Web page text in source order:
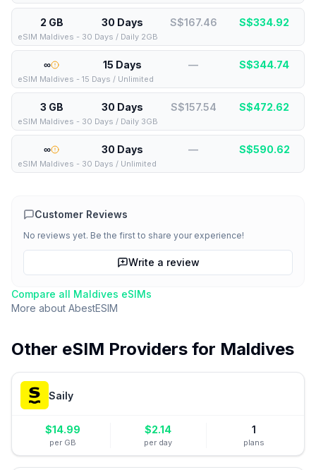
2 GB 30 Days S$167.46 S$334.92
eSIM Maldives - 30 Days / Daily 2GB
∞ 15 Days — S$344.74
eSIM Maldives - 15 Days / Unlimited
3 GB 30 Days S$157.54 S$472.62
eSIM Maldives - 30 Days / Daily 3GB
∞ 30 Days — S$590.62
eSIM Maldives - 30 Days / Unlimited
Customer Reviews
No reviews yet. Be the first to share your experience!
Write a review
Compare all Maldives eSIMs
More about AbestESIM
Other eSIM Providers for Maldives
Saily
$14.99
per GB
$2.14
per day
1
plans